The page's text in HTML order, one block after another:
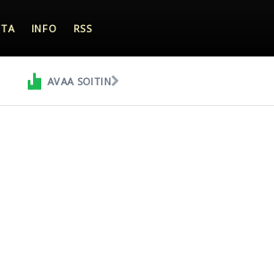
INFO RSS
AVAA SOITIN